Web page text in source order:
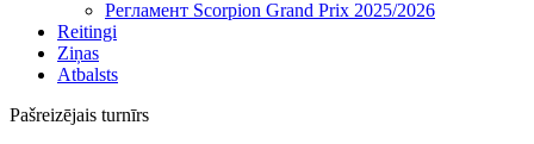
Регламент Scorpion Grand Prix 2025/2026
Reitingi
Ziņas
Atbalsts
Pašreizējais turnīrs